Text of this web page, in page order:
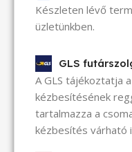
Készleten lévő
üzletünkben.
GLS
A GLS tájékoztatja
kézbesítésének
tartalmazza a
kézbesítés várható